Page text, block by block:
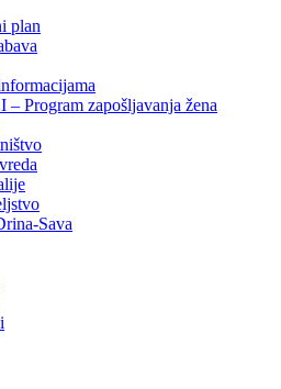
plan
Program zapošljavanja žena
Sava